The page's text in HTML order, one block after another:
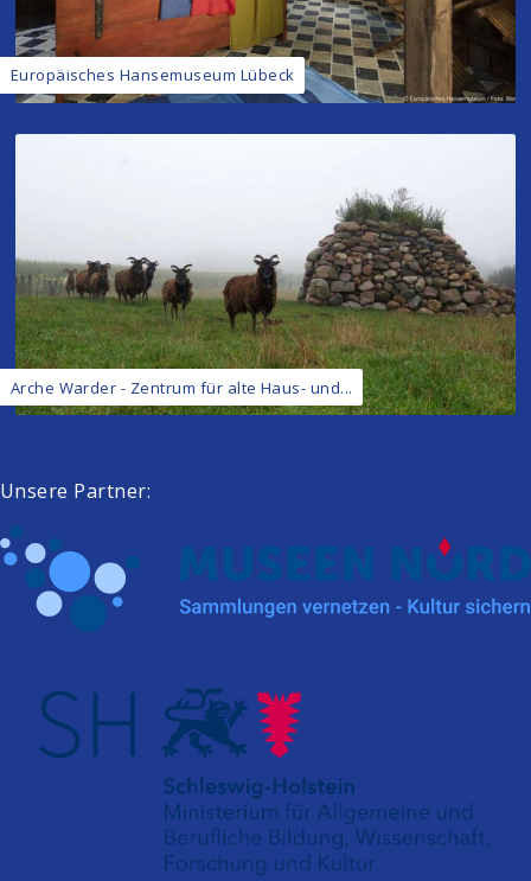
Europäisches Hansemuseum Lübeck
Arche Warder - Zentrum für alte Haus- und...
Unsere Partner: